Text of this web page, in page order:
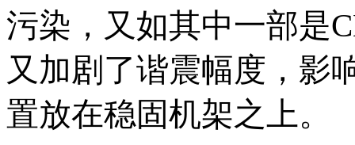
污染，又如其中一部是
又加剧了谐震幅度，影
置放在稳固机架之上。